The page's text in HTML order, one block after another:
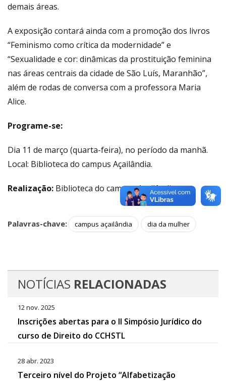
demais áreas.
A exposição contará ainda com a promoção dos livros
“Feminismo como crítica da modernidade” e
“Sexualidade e cor: dinâmicas da prostituição feminina
nas áreas centrais da cidade de São Luís, Maranhão”,
além de rodas de conversa com a professora Maria
Alice.
Programe-se:
Dia 11 de março (quarta-feira), no período da manhã.
Local: Biblioteca do campus Açailândia.
Realização: Biblioteca do campus Açailândia.
Palavras-chave: campus açailândia dia da mulher
NOTÍCIAS RELACIONADAS
12 nov. 2025
Inscrições abertas para o II Simpósio Jurídico do
curso de Direito do CCHSTL
28 abr. 2023
Terceiro nível do Projeto “Alfabetização